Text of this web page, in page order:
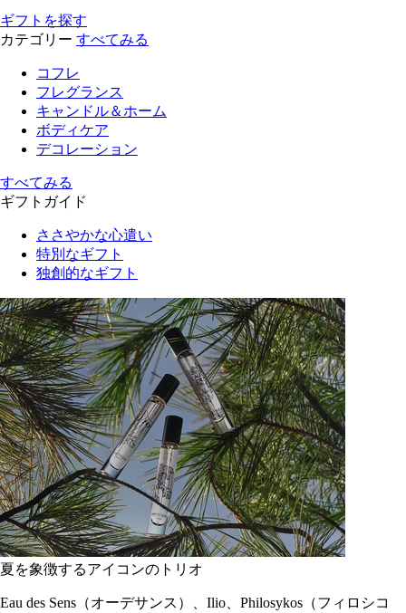
ギフトを探す
カテゴリー すべてみる
コフレ
フレグランス
キャンドル＆ホーム
ボディケア
デコレーション
すべてみる
ギフトガイド
ささやかな心遣い
特別なギフト
独創的なギフト
夏を象徴するアイコンのトリオ
Eau des Sens（オーデサンス）、Ilio、Philosykos（フィロシコ